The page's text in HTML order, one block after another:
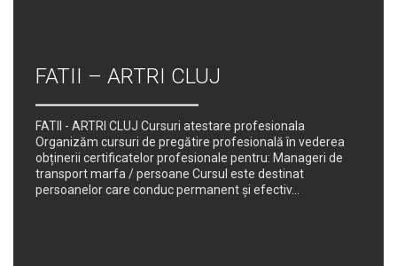
FATII – ARTRI CLUJ
FATII - ARTRI CLUJ Cursuri atestare profesionala
Organizăm cursuri de pregătire profesională în vederea
obținerii certificatelor profesionale pentru: Manageri de
transport marfa / persoane Cursul este destinat
persoanelor care conduc permanent şi efectiv...